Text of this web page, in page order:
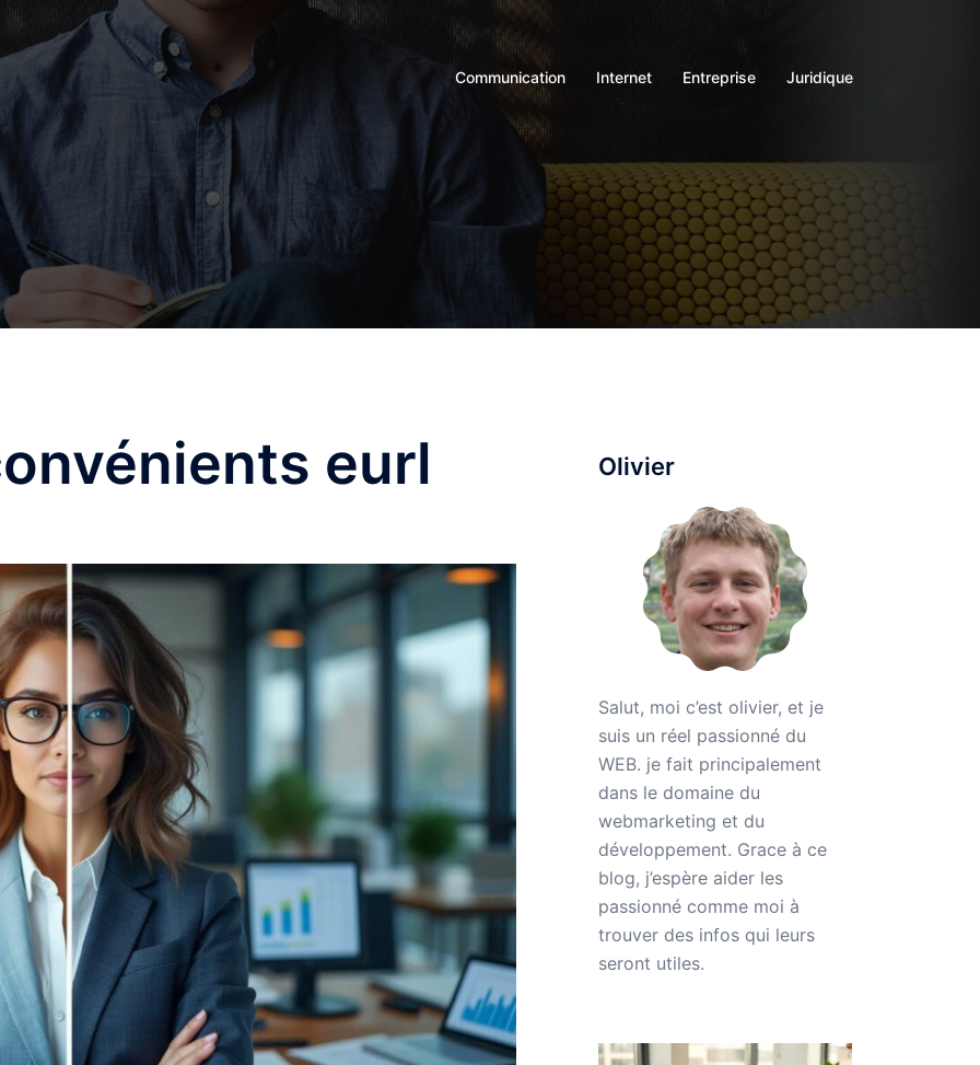
Communication Internet Entreprise Juridique
eurl Olivier
Salut, moi c’est olivier, et je
suis un réel passionné du
WEB. je fait principalement
dans le domaine du
webmarketing et du
développement. Grace à ce
blog, j’espère aider les
passionné comme moi à
trouver des infos qui leurs
seront utiles.